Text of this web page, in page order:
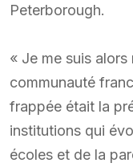
Peterborough.
« Je me suis
communauté
frappée était la
institutions qui
écoles et de la